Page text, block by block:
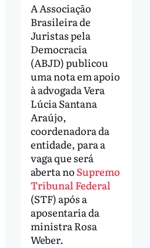
A Associação
Brasileira de
Juristas pela
Democracia
(ABJD) publicou
uma nota em apoio
à advogada Vera
Lúcia Santana
Araújo,
coordenadora da
entidade, para a
vaga que será
aberta no Supremo
Tribunal Federal
(STF) após a
aposentaria da
ministra Rosa
Weber.